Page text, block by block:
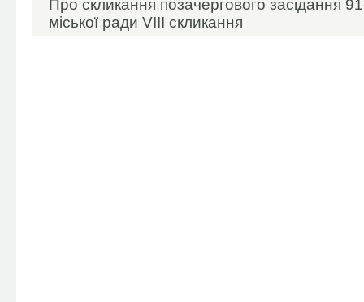
Про скликання позачергового засідання 91-
міської ради VIIІ скликання